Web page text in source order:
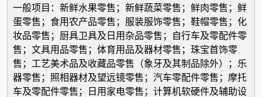
一般项目：新鲜水果零售；新鲜蔬菜零售；鲜肉零售；鲜
蛋零售；食用农产品零售；服装服饰零售；鞋帽零售；化
妆品零售；厨具卫具及日用杂品零售；自行车及零配件零
售；文具用品零售；体育用品及器材零售；珠宝首饰零
售；工艺美术品及收藏品零售（象牙及其制品除外）；乐
器零售；照相器材及望远镜零售；汽车零配件零售；摩托
车及零配件零售；日用家电零售；计算机软硬件及辅助设